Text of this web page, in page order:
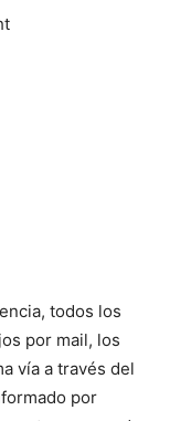
todos los
por mail, los
vía a través del
por